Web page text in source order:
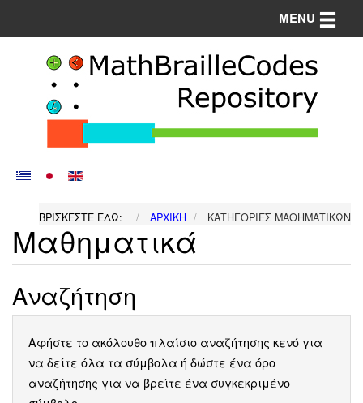
MENU Toggle
ΒΡΊΣΚΕΣΤΕ ΕΔΏ: ΑΡΧΙΚΉ ΚΑΤΗΓΟΡΊΕΣ ΜΑΘΗΜΑΤΙΚΏΝ
Μαθηματικά
Αναζήτηση
Αφήστε το ακόλουθο πλαίσιο αναζήτησης κενό για
να δείτε όλα τα σύμβολα ή δώστε ένα όρο
αναζήτησης για να βρείτε ένα συγκεκριμένο